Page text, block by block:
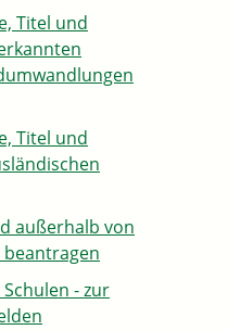
Titel und
Titel und
außerhalb von
- zur